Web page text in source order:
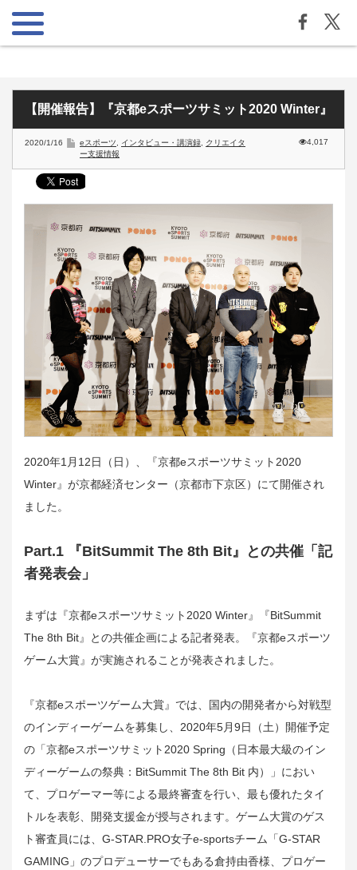
【開催報告】『京都eスポーツサミット2020 Winter』
2020/1/16 eスポーツ インタビュー・講演録
クリエイタ
ー支援情報
4,017
2020年1月12日（日）、『京都eスポーツサミット2020
Winter』が京都経済センター（京都市下京区）にて開催され
ました。
Part.1 『BitSummit The 8th Bit』との共催「記
者発表会」
まずは『京都eスポーツサミット2020 Winter』『BitSummit
The 8th Bit』との共催企画による記者発表。『京都eスポーツ
ゲーム大賞』が実施されることが発表されました。
『京都eスポーツゲーム大賞』では、国内の開発者から対戦型
のインディーゲームを募集し、2020年5月9日（土）開催予定
の「京都eスポーツサミット2020 Spring（日本最大級のイン
ディーゲームの祭典：BitSummit The 8th Bit 内）」におい
て、プロゲーマー等による最終審査を行い、最も優れたタイ
トルを表彰、開発支援金が授与されます。ゲーム大賞のゲス
ト審査員には、G-STAR.PRO女子e-sportsチーム「G-STAR
GAMING」のプロデューサーでもある倉持由香様、プロゲー